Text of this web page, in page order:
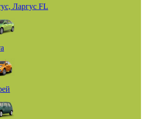
Ларгус FL